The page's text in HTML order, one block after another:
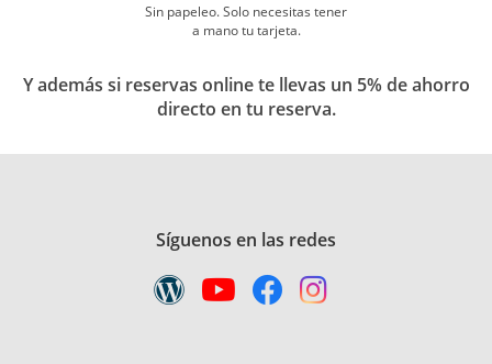
Sin papeleo. Solo necesitas tener
a mano tu tarjeta.
Y además si reservas online te llevas un 5% de ahorro
directo en tu reserva.
Síguenos en las redes